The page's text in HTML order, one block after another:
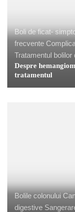
Boli de ficat-
frecvente
Tratamentul bolilor
Despre
tratamentul
Bolile colonului
digestive